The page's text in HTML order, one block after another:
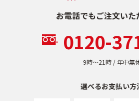
お電話でもご注文いた
0120-
9時〜21時 / 年中無
選べるお支払い方